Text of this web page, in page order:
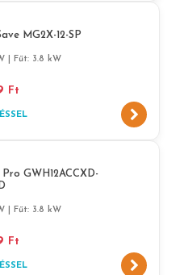
MG2X-12-SP
| Fűt: 3.8 kW
Ft
GWH12ACCXD-
| Fűt: 3.8 kW
Ft